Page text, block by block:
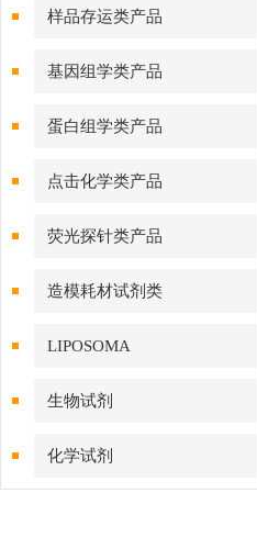
样品存运类产品
基因组学类产品
蛋白组学类产品
点击化学类产品
荧光探针类产品
造模耗材试剂类
LIPOSOMA
生物试剂
化学试剂